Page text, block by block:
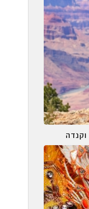
וקנדה